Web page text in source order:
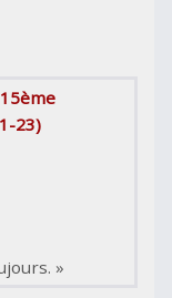
23)
»